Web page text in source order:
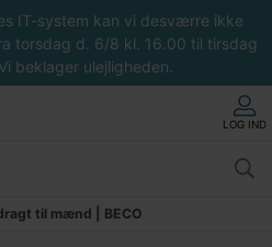
IT-system kan vi desværre ikke
torsdag d. 6/8 kl. 16.00 til tirsdag
beklager ulejligheden.
LOG IND
til mænd | BECO